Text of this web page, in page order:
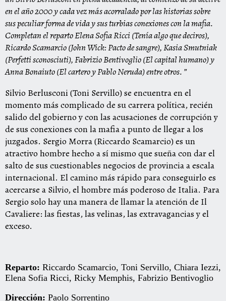
en el año 2000 y cada vez más acorralado por las historias sobre
sus peculiar forma de vida y sus turbias conexiones con la mafia.
Completan el reparto Elena Sofia Ricci (Tenía algo que deciros),
Ricardo Scamarcio (John Wick: Pacto de sangre), Kasia Smutniak
(Perfetti sconosciuti), Fabrizio Bentivoglio (El capital humano) y
Anna Bonaiuto (El cartero y Pablo Neruda) entre otros. ”
Silvio Berlusconi (Toni Servillo) se encuentra en el
momento más complicado de su carrera política, recién
salido del gobierno y con las acusaciones de corrupción y
de sus conexiones con la mafia a punto de llegar a los
juzgados. Sergio Morra (Riccardo Scamarcio) es un
atractivo hombre hecho a sí mismo que sueña con dar el
salto de sus cuestionables negocios de provincia a escala
internacional. El camino más rápido para conseguirlo es
acercarse a Silvio, el hombre más poderoso de Italia. Para
Sergio solo hay una manera de llamar la atención de Il
Cavaliere: las fiestas, las velinas, las extravagancias y el
exceso.
Reparto: Riccardo Scamarcio, Toni Servillo, Chiara Iezzi,
Elena Sofia Ricci, Ricky Memphis, Fabrizio Bentivoglio
Dirección: Paolo Sorrentino